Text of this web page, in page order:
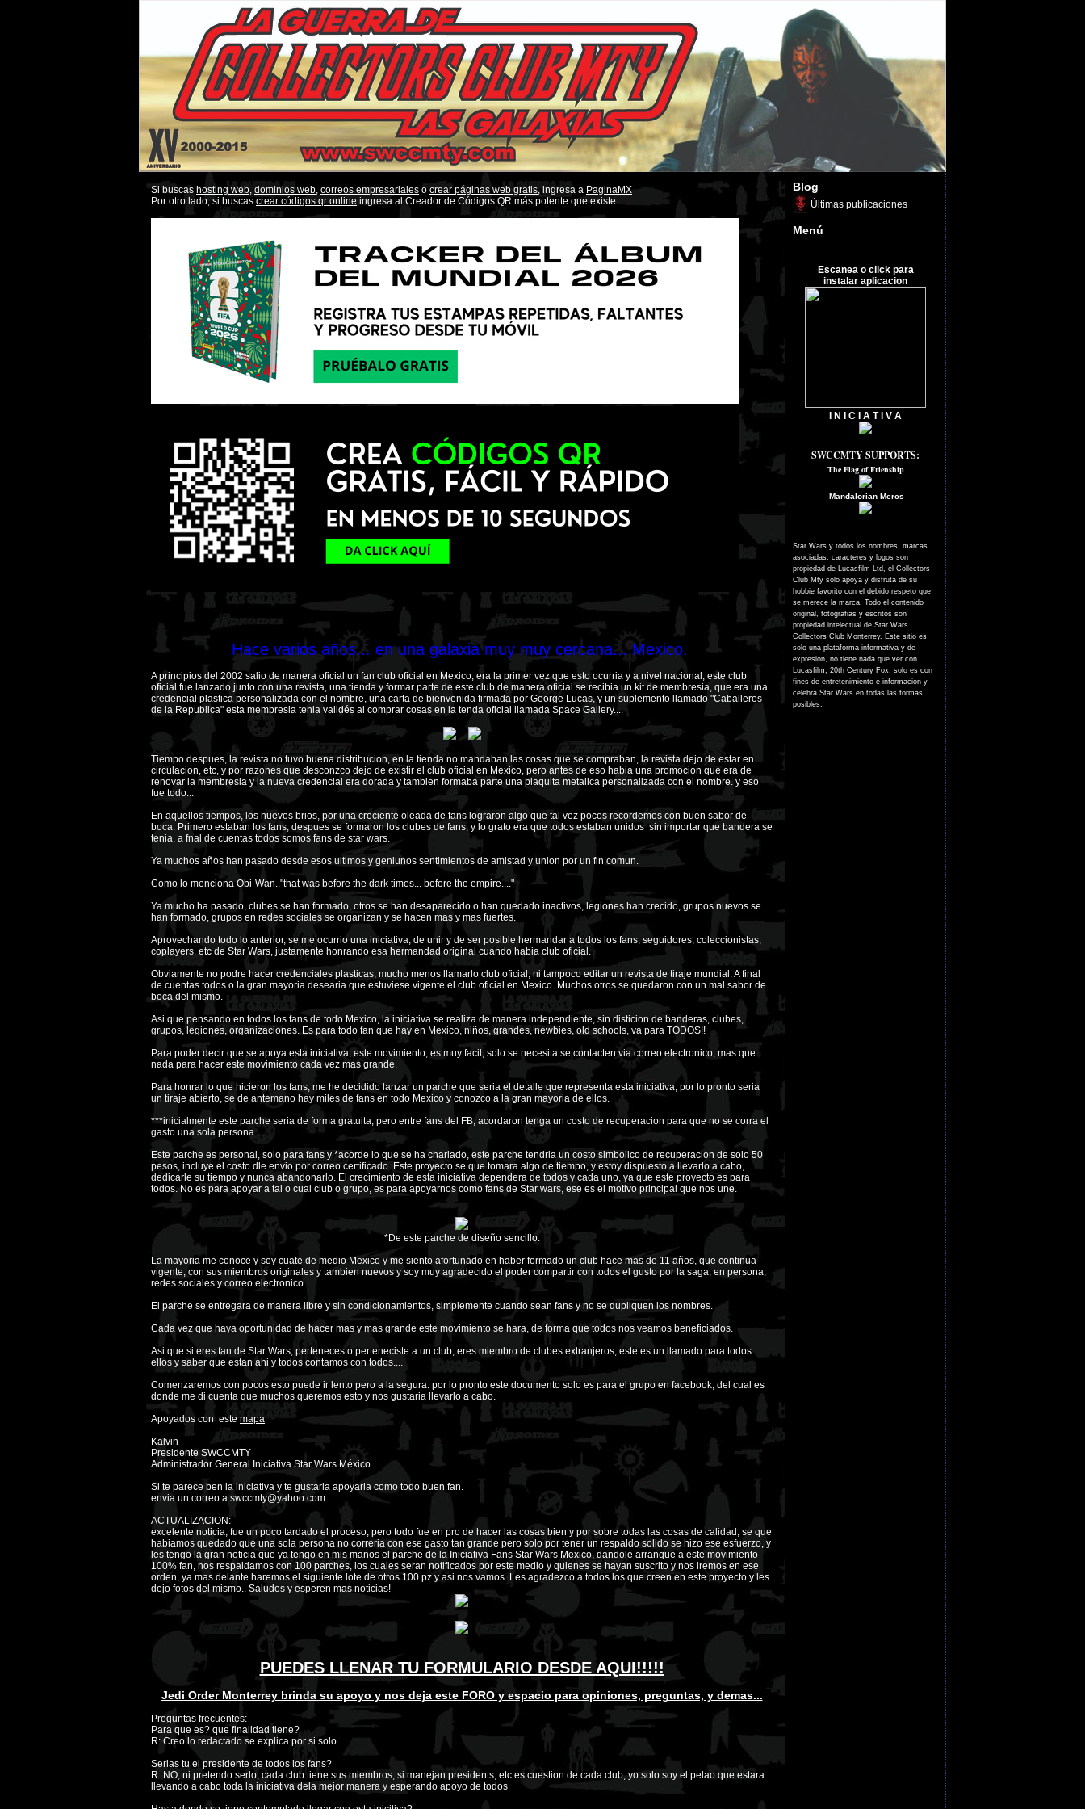
Si buscas hosting web, dominios web, correos empresariales o crear páginas web gratis, ingresa a PaginaMX
Por otro lado, si buscas crear códigos qr online ingresa al Creador de Códigos QR más potente que existe
Hace varios años... en una galaxia muy muy cercana... Mexico.
A principios del 2002 salio de manera oficial un fan club oficial en Mexico, era la primer vez que esto ocurria y a nivel nacional, este club
oficial fue lanzado junto con una revista, una tienda y formar parte de este club de manera oficial se recibia un kit de membresia, que era una
credencial plastica personalizada con el nombre, una carta de bienvenida firmada por George Lucas, y un suplemento llamado "Caballeros
de la Republica" esta membresia tenia validés al comprar cosas en la tenda oficial llamada Space Gallery....
Tiempo despues, la revista no tuvo buena distribucion, en la tienda no mandaban las cosas que se compraban, la revista dejo de estar en
circulacion, etc, y por razones que desconzco dejo de existir el club oficial en Mexico, pero antes de eso habia una promocion que era de
renovar la membresia y la nueva credencial era dorada y tambien formaba parte una plaquita metalica personalizada con el nombre. y eso
fue todo...
En aquellos tiempos, los nuevos brios, por una creciente oleada de fans lograron algo que tal vez pocos recordemos con buen sabor de
boca. Primero estaban los fans, despues se formaron los clubes de fans, y lo grato era que todos estaban unidos sin importar que bandera se
tenia, a fnal de cuentas todos somos fans de star wars.
Ya muchos años han pasado desde esos ultimos y geniunos sentimientos de amistad y union por un fin comun.
Como lo menciona Obi-Wan.."that was before the dark times... before the empire...."
Ya mucho ha pasado, clubes se han formado, otros se han desaparecido o han quedado inactivos, legiones han crecido, grupos nuevos se
han formado, grupos en redes sociales se organizan y se hacen mas y mas fuertes.
Aprovechando todo lo anterior, se me ocurrio una iniciativa, de unir y de ser posible hermandar a todos los fans, seguidores, coleccionistas,
coplayers, etc de Star Wars, justamente honrando esa hermandad original cuando habia club oficial.
Obviamente no podre hacer credenciales plasticas, mucho menos llamarlo club oficial, ni tampoco editar un revista de tiraje mundial. A final
de cuentas todos o la gran mayoria desearia que estuviese vigente el club oficial en Mexico. Muchos otros se quedaron con un mal sabor de
boca del mismo.
Asi que pensando en todos los fans de todo Mexico, la iniciativa se realiza de manera independiente, sin disticion de banderas, clubes,
grupos, legiones, organizaciones. Es para todo fan que hay en Mexico, niños, grandes, newbies, old schools, va para TODOS!!
Para poder decir que se apoya esta iniciativa, este movimiento, es muy facil, solo se necesita se contacten via correo electronico, mas que
nada para hacer este movimiento cada vez mas grande.
Para honrar lo que hicieron los fans, me he decidido lanzar un parche que seria el detalle que representa esta iniciativa, por lo pronto seria
un tiraje abierto, se de antemano hay miles de fans en todo Mexico y conozco a la gran mayoria de ellos.
***inicialmente este parche seria de forma gratuita, pero entre fans del FB, acordaron tenga un costo de recuperacion para que no se corra el
gasto una sola persona.
Este parche es personal, solo para fans y *acorde lo que se ha charlado, este parche tendria un costo simbolico de recuperacion de solo 50
pesos, incluye el costo dle envio por correo certificado. Este proyecto se que tomara algo de tiempo, y estoy dispuesto a llevarlo a cabo,
dedicarle su tiempo y nunca abandonarlo. El crecimiento de esta iniciativa dependera de todos y cada uno, ya que este proyecto es para
todos. No es para apoyar a tal o cual club o grupo, es para apoyarnos como fans de Star wars, ese es el motivo principal que nos une.
*De este parche de diseño sencillo.
La mayoria me conoce y soy cuate de medio Mexico y me siento afortunado en haber formado un club hace mas de 11 años, que continua
vigente, con sus miembros originales y tambien nuevos y soy muy agradecido el poder compartir con todos el gusto por la saga, en persona,
redes sociales y correo electronico
El parche se entregara de manera libre y sin condicionamientos, simplemente cuando sean fans y no se dupliquen los nombres.
Cada vez que haya oportunidad de hacer mas y mas grande este movimiento se hara, de forma que todos nos veamos beneficiados.
Asi que si eres fan de Star Wars, perteneces o perteneciste a un club, eres miembro de clubes extranjeros, este es un llamado para todos
ellos y saber que estan ahi y todos contamos con todos....
Comenzaremos con pocos esto puede ir lento pero a la segura. por lo pronto este documento solo es para el grupo en facebook, del cual es
donde me di cuenta que muchos queremos esto y nos gustaria llevarlo a cabo.
Apoyados con estemapa
Kalvin
Presidente SWCCMTY
Administrador General Iniciativa Star Wars México.
Si te parece ben la iniciativa y te gustaria apoyarla como todo buen fan.
envia un correo a swccmty@yahoo.com
ACTUALIZACION:
excelente noticia, fue un poco tardado el proceso, pero todo fue en pro de hacer las cosas bien y por sobre todas las cosas de calidad, se que
habiamos quedado que una sola persona no correria con ese gasto tan grande pero solo por tener un respaldo solido se hizo ese esfuerzo, y
les tengo la gran noticia que ya tengo en mis manos el parche de la Iniciativa Fans Star Wars Mexico, dandole arranque a este movimiento
100% fan, nos respaldamos con 100 parches, los cuales seran notificados por este medio y quienes se hayan suscrito y nos iremos en ese
orden, ya mas delante haremos el siguiente lote de otros 100 pz y asi nos vamos. Les agradezco a todos los que creen en este proyecto y les
dejo fotos del mismo.. Saludos y esperen mas noticias!
PUEDES LLENAR TU FORMULARIO DESDE AQUI!!!!!
Jedi Order Monterrey brinda su apoyo y nos deja este FORO y espacio para opiniones, preguntas, y demas...
Preguntas frecuentes:
Para que es? que finalidad tiene?
R: Creo lo redactado se explica por si solo
Serias tu el presidente de todos los fans?
R: NO, ni pretendo serlo, cada club tiene sus miembros, si manejan presidents, etc es cuestion de cada club, yo solo soy el pelao que estara
llevando a cabo toda la iniciativa dela mejor manera y esperando apoyo de todos
Blog
Últimas publicaciones
Menú
Escanea o click para
instalar aplicacion
I N I C I A T I V A
SWCCMTY SUPPORTS:
The Flag of Frienship
Mandalorian Mercs
Star Wars y todos los nombres, marcas
asociadas, caracteres y logos son
propiedad de Lucasfilm Ltd, el Collectors
Club Mty solo apoya y disfruta de su
hobbie favorito con el debido respeto que
se merece la marca. Todo el contenido
original, fotografias y escritos son
propiedad intelectual de Star Wars
Collectors Club Monterrey. Este sitio es
solo una plataforma informativa y de
expresion, no tiene nada que ver con
Lucasfilm, 20th Century Fox, solo es con
fines de entretenimiento e informacion y
celebra Star Wars en todas las formas
posibles.